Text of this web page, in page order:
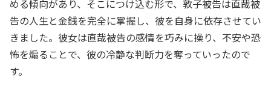
める傾向があり、そこにつけ込む形で、敦子被告は直哉被
告の人生と金銭を完全に掌握し、彼を自身に依存させてい
きました。彼女は直哉被告の感情を巧みに操り、不安や恐
怖を煽ることで、彼の冷静な判断力を奪っていったので
す。